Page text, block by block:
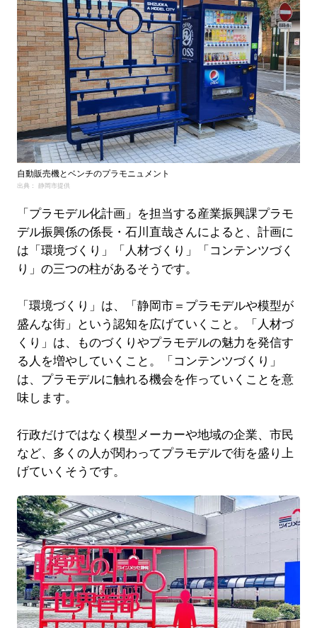
自動販売機とベンチのプラモニュメント
出典： 静岡市提供
「プラモデル化計画」を担当する産業振興課プラモ
デル振興係の係長・石川直哉さんによると、計画に
は「環境づくり」「人材づくり」「コンテンツづく
り」の三つの柱があるそうです。
「環境づくり」は、「静岡市＝プラモデルや模型が
盛んな街」という認知を広げていくこと。「人材づ
くり」は、ものづくりやプラモデルの魅力を発信す
る人を増やしていくこと。「コンテンツづくり」
は、プラモデルに触れる機会を作っていくことを意
味します。
行政だけではなく模型メーカーや地域の企業、市民
など、多くの人が関わってプラモデルで街を盛り上
げていくそうです。